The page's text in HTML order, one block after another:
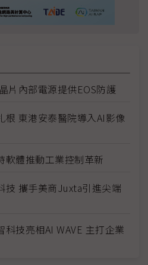
片內部電源提供EOS防護
根 東港安泰醫院導入AI影像
軟體推動工業控制革新
技 攜手美商Juxta引進尖端
科技亮相AI WAVE 主打企業